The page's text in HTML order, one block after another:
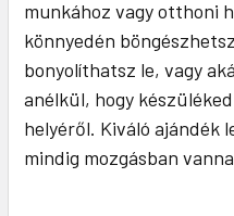
munkához vagy otthoni
könnyedén
bonyolíthatsz le, vagy
anélkül, hogy
helyéről. Kiváló ajándék
mindig mozgásban